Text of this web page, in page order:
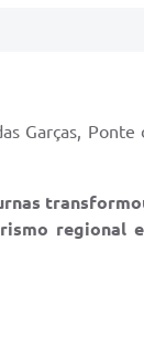
Garças,